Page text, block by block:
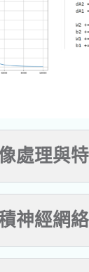
處理與
神經網